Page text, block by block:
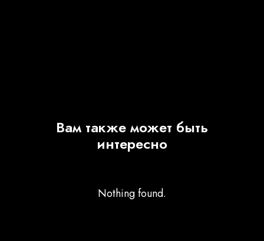
Вам также может быть
интересно
Nothing found.